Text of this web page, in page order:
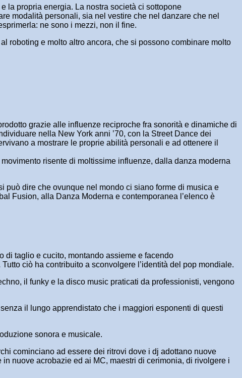
la propria energia. La nostra società ci sottopone
modalità personali, sia nel vestire che nel danzare che nel
ne sono i mezzi, non il fine.
roboting e molto altro ancora, che si possono combinare molto
grazie alle influenze reciproche fra sonorità e dinamiche di
nella New York anni ’70, con la Street Dance dei
a mostrare le proprie abilità personali e ad ottenere il
risente di moltissime influenze, dalla danza moderna
può dire che ovunque nel mondo ci siano forme di musica e
Fusion, alla Danza Moderna e contemporanea l’elenco è
di taglio e cucito, montando assieme e facendo
ciò ha contribuito a sconvolgere l’identità del pop mondiale.
il funky e la disco music praticati da professionisti, vengono
il lungo apprendistato che i maggiori esponenti di questi
sonora e musicale.
cominciano ad essere dei ritrovi dove i dj adottano nuove
nuove acrobazie ed ai MC, maestri di cerimonia, di rivolgere i